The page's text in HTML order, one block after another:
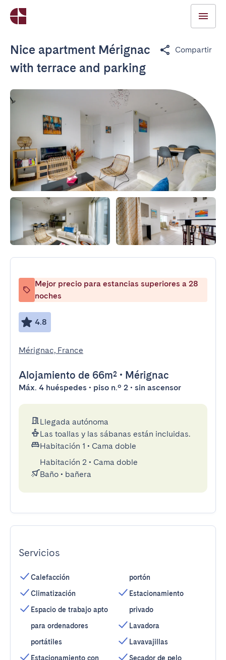
Nice apartment Mérignac
with terrace and parking
Compartir
Mejor precio para estancias superiores a 28
noches
4.8
Mérignac, France
Alojamiento de 66m² • Mérignac
Máx. 4 huéspedes • piso n.º 2 • sin ascensor
Llegada autónoma
Las toallas y las sábanas están incluidas.
Habitación 1 • Cama doble
Habitación 2 • Cama doble
Baño • bañera
Servicios
Calefacción
Climatización
Espacio de trabajo apto
para ordenadores
portátiles
Estacionamiento con
portón
Estacionamiento
privado
Lavadora
Lavavajillas
Secador de pelo